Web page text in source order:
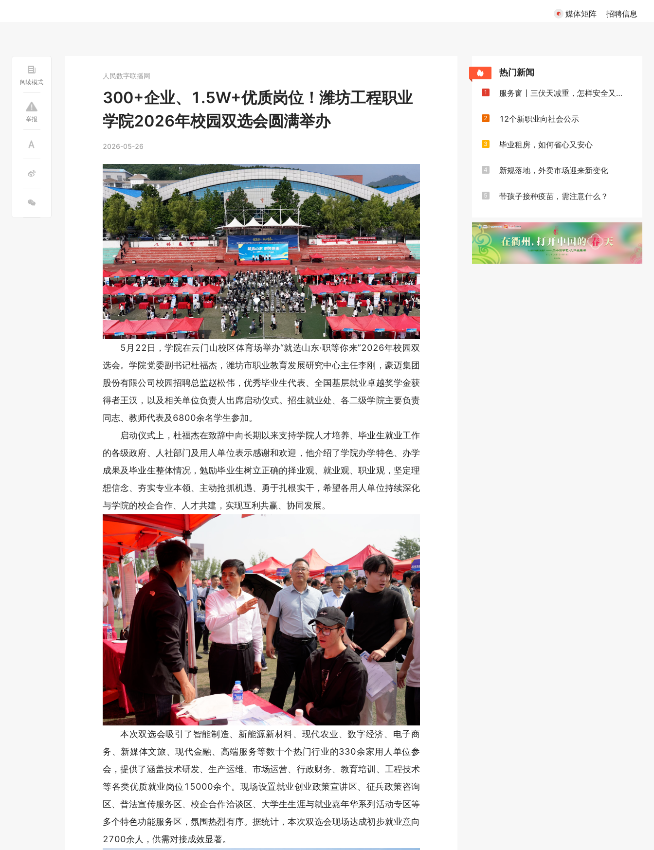
媒体矩阵 招聘信息
阅读模式
举报
人民数字联播网
300+企业、1.5W+优质岗位！潍坊工程职业
学院2026年校园双选会圆满举办
2026-05-26
5月22日，学院在云门山校区体育场举办“就选山东·职等你来”2026年校园双
选会。学院党委副书记杜福杰，潍坊市职业教育发展研究中心主任李刚，豪迈集团
股份有限公司校园招聘总监赵松伟，优秀毕业生代表、全国基层就业卓越奖学金获
得者王汉，以及相关单位负责人出席启动仪式。招生就业处、各二级学院主要负责
同志、教师代表及6800余名学生参加。
启动仪式上，杜福杰在致辞中向长期以来支持学院人才培养、毕业生就业工作
的各级政府、人社部门及用人单位表示感谢和欢迎，他介绍了学院办学特色、办学
成果及毕业生整体情况，勉励毕业生树立正确的择业观、就业观、职业观，坚定理
想信念、夯实专业本领、主动抢抓机遇、勇于扎根实干，希望各用人单位持续深化
与学院的校企合作、人才共建，实现互利共赢、协同发展。
本次双选会吸引了智能制造、新能源新材料、现代农业、数字经济、电子商
务、新媒体文旅、现代金融、高端服务等数十个热门行业的330余家用人单位参
会，提供了涵盖技术研发、生产运维、市场运营、行政财务、教育培训、工程技术
等各类优质就业岗位15000余个。现场设置就业创业政策宣讲区、征兵政策咨询
区、普法宣传服务区、校企合作洽谈区、大学生生涯与就业嘉年华系列活动专区等
多个特色功能服务区，氛围热烈有序。据统计，本次双选会现场达成初步就业意向
2700余人，供需对接成效显著。
热门新闻
1 服务窗丨三伏天减重，怎样安全又高效
2 12个新职业向社会公示
3 毕业租房，如何省心又安心
4 新规落地，外卖市场迎来新变化
5 带孩子接种疫苗，需注意什么？